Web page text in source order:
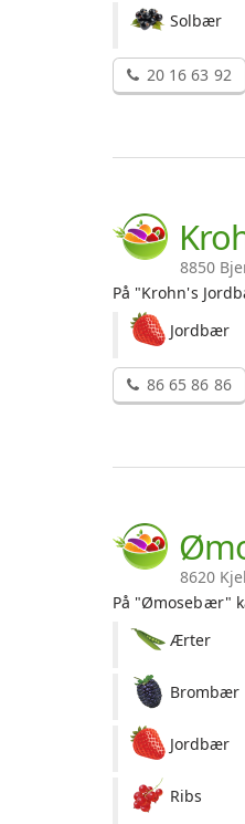
Solbær
20 16 63 92
8850
På "Krohn's
Jordbær
86 65 86 86
8620
På "Ømosebær"
Ærter
Brombær
Jordbær
Ribs